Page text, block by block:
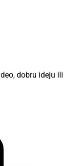
dobru ideju ili